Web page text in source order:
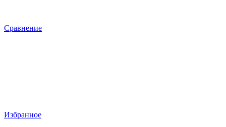
Сравнение
Избранное